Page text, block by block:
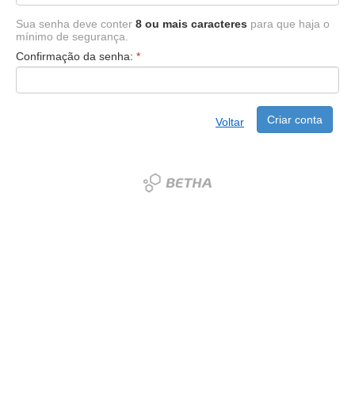
Sua senha deve conter 8 ou mais caracteres para que haja o
mínimo de segurança.
Confirmação da senha: *
Voltar Criar conta